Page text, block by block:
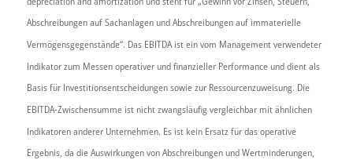
Abschreibungen auf Sachanlagen und Abschreibungen auf immaterielle
Vermögensgegenstände“. Das EBITDA ist ein vom Management verwendeter
Indikator zum Messen operativer und finanzieller Performance und dient als
Basis für Investitionsentscheidungen sowie zur Ressourcenzuweisung. Die
EBITDA-Zwischensumme ist nicht zwangsläufig vergleichbar mit ähnlichen
Indikatoren anderer Unternehmen. Es ist kein Ersatz für das operative
Ergebnis, da die Auswirkungen von Abschreibungen und Wertminderungen,